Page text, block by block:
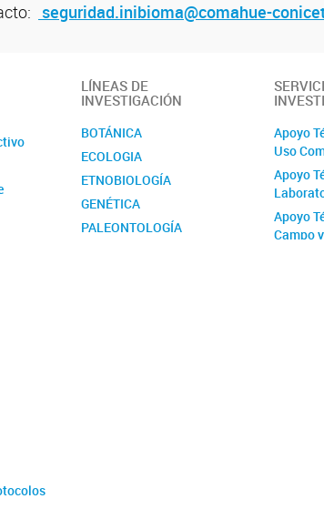
seguridad.inibioma@comahue-
LÍNEAS DE
INVESTIGACIÓN
BOTÁNICA
ECOLOGIA
ETNOBIOLOGÍA
GENÉTICA
PALEONTOLOGÍA
Apoyo
Uso
Apoyo
Apoyo
Campo